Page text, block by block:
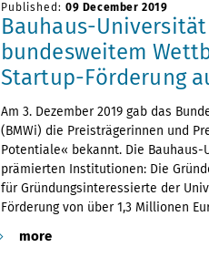
Published: 09 December 2019
Bauhaus-
bundesweitem
Startup-Förderung
Am 3. Dezember 2019 gab das
(BMWi) die Preisträgerinnen und
Potentiale« bekannt. Die
prämierten Institutionen: Die
für Gründungsinteressierte der
Förderung von über 1,3 Millionen
more